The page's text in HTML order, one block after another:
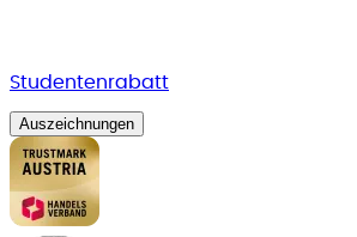
Studentenrabatt
Auszeichnungen